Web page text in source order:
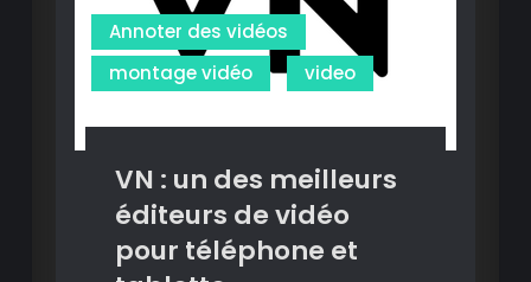
l’annotant
(mais
pourrait
mieux
Annoter des vidéos
montage vidéo
video
VN : un des meilleurs
éditeurs de vidéo
pour téléphone et